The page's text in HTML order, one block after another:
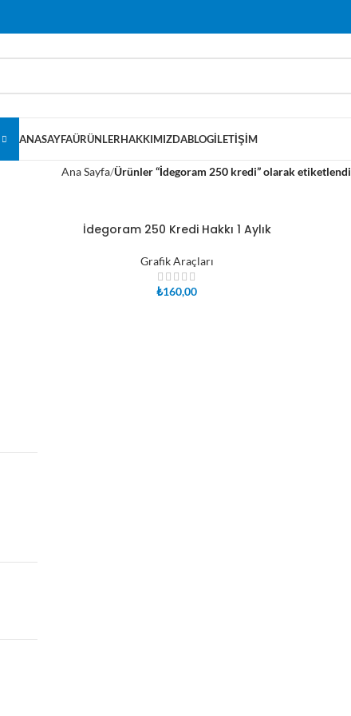
ANASAYFAÜRÜNLERHAKKIMIZDABLOGİLETIŞIM
Ana Sayfa Ürünler “İdegoram 250 kredi” olarak etiketlendi
SEPETE EKLE
İdegoram 250 Kredi Hakkı 1 Aylık
Grafik Araçları
₺160,00